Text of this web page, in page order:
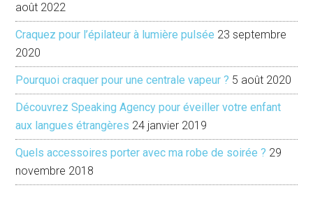
août 2022
Craquez pour l’épilateur à lumière pulsée 23 septembre
2020
Pourquoi craquer pour une centrale vapeur ? 5 août 2020
Découvrez Speaking Agency pour éveiller votre enfant
aux langues étrangères 24 janvier 2019
Quels accessoires porter avec ma robe de soirée ? 29
novembre 2018